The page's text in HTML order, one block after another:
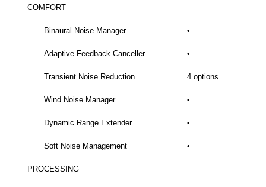
COMFORT
Binaural Noise Manager •
Adaptive Feedback Canceller •
Transient Noise Reduction 4 options
Wind Noise Manager •
Dynamic Range Extender •
Soft Noise Management •
PROCESSING